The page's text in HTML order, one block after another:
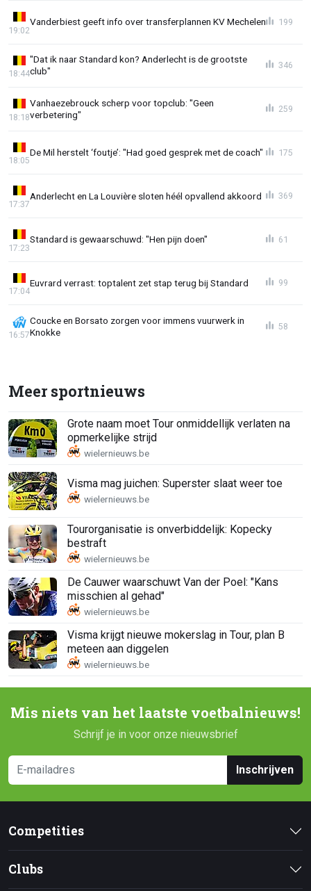
Vanderbiest geeft info over transferplannen KV Mechelen
19:02
199
"Dat ik naar Standard kon? Anderlecht is de grootste
club"
18:44
346
Vanhaezebrouck scherp voor topclub: "Geen
verbetering"
18:18
259
De Mil herstelt ‘foutje’: "Had goed gesprek met de coach"
18:05
175
Anderlecht en La Louvière sloten héél opvallend akkoord
17:37
369
Standard is gewaarschuwd: "Hen pijn doen"
17:23
61
Euvrard verrast: toptalent zet stap terug bij Standard
17:04
99
Coucke en Borsato zorgen voor immens vuurwerk in
Knokke
16:57
58
Meer sportnieuws
Grote naam moet Tour onmiddellijk verlaten na
opmerkelijke strijd
Visma mag juichen: Superster slaat weer toe
Tourorganisatie is onverbiddelijk: Kopecky
bestraft
De Cauwer waarschuwt Van der Poel: "Kans
misschien al gehad"
Visma krijgt nieuwe mokerslag in Tour, plan B
meteen aan diggelen
Mis niets van het laatste voetbalnieuws!
Schrijf je in voor onze nieuwsbrief
Inschrijven
Competities
Clubs